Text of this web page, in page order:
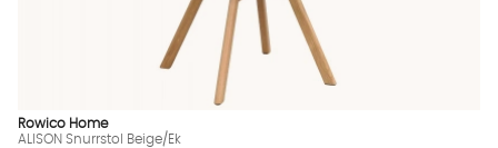
Rowico Home
ALISON Snurrstol Beige/Ek